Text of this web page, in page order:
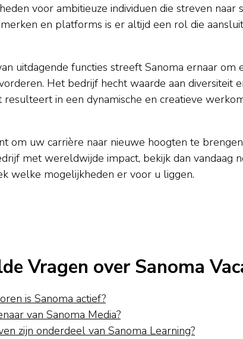
voor ambitieuze individuen die streven naar
en platforms is er altijd een rol die
uitdagende functies streeft Sanoma ernaar om
Het bedrijf hecht waarde aan diversiteit
in een dynamische en creatieve
om uw carrière naar nieuwe hoogten te
met wereldwijde impact, bekijk dan vandaag
welke mogelijkheden er voor u liggen.
Vragen over Sanoma
is Sanoma actief?
van Sanoma Media?
zijn onderdeel van Sanoma Learning?